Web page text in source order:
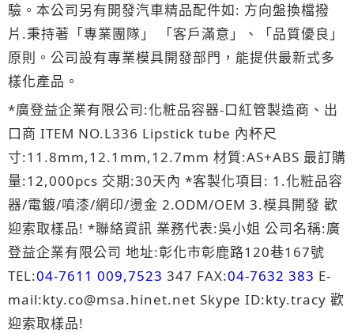
驗。本公司另有開發汽車精品配件如: 方向盤換檔撥
片.秉持著「專業團隊」 「客戶滿意」、「品質優良」
原則。公司設有專業模具開發部門，能提供最新式多
樣化產品。
*廣登益企業有限公司:化粧品容器-口紅管製造商、出
口商 ITEM NO.L336 Lipstick tube 內杯尺
寸:11.8mm,12.1mm,12.7mm 材質:AS+ABS 最訂購
量:12,000pcs 交期:30天內 *客製化項目: 1.化粧品容
器/電鍍/噴漆/網印/燙金 2.ODM/OEM 3.模具開發 歡
迎索取樣品! *聯絡資訊 業務代表:吳小姐 公司名稱:廣
登益企業有限公司 地址:彰化市彰鹿路120巷167號
TEL:04-7611 009,7523 347 FAX:04-7632 383 E-
mail:kty.co@msa.hinet.net Skype ID:kty.tracy 歡
迎索取樣品!